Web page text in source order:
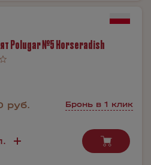
Polugar №5 Horseradish
руб. Бронь в 1 клик